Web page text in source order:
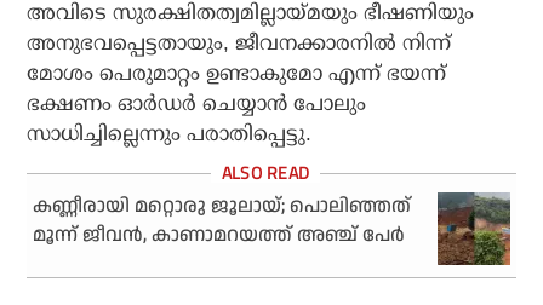
അവിടെ സുരക്ഷിതത്വമില്ലായ്മയും ഭീഷണിയും
അനുഭവപ്പെട്ടതായും, ജീവനക്കാരനില്‍ നിന്ന്
മോശം പെരുമാറ്റം ഉണ്ടാകുമോ എന്ന് ഭയന്ന്
ഭക്ഷണം ഓര്‍ഡര്‍ ചെയ്യാന്‍ പോലും
സാധിച്ചില്ലെന്നും പരാതിപ്പെട്ടു.
കണ്ണീരായി മറ്റൊരു ജൂലായ്; പൊലിഞ്ഞത്
മൂന്ന് ജീവന്‍, കാണാമറയത്ത് അഞ്ച് പേര്‍